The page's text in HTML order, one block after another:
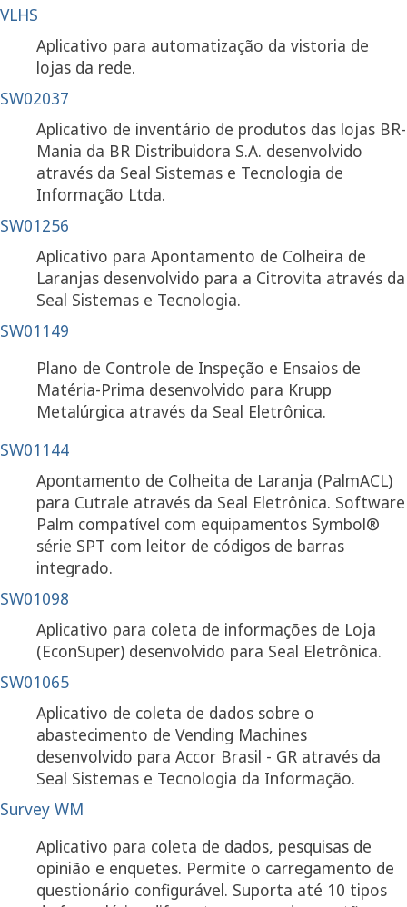
VLHS
Aplicativo para automatização da vistoria de
lojas da rede.
SW02037
Aplicativo de inventário de produtos das lojas BR-
Mania da BR Distribuidora S.A. desenvolvido
através da Seal Sistemas e Tecnologia de
Informação Ltda.
SW01256
Aplicativo para Apontamento de Colheira de
Laranjas desenvolvido para a Citrovita através da
Seal Sistemas e Tecnologia.
SW01149
Plano de Controle de Inspeção e Ensaios de
Matéria-Prima desenvolvido para Krupp
Metalúrgica através da Seal Eletrônica.
SW01144
Apontamento de Colheita de Laranja (PalmACL)
para Cutrale através da Seal Eletrônica. Software
Palm compatível com equipamentos Symbol®
série SPT com leitor de códigos de barras
integrado.
SW01098
Aplicativo para coleta de informações de Loja
(EconSuper) desenvolvido para Seal Eletrônica.
SW01065
Aplicativo de coleta de dados sobre o
abastecimento de Vending Machines
desenvolvido para Accor Brasil - GR através da
Seal Sistemas e Tecnologia da Informação.
Survey WM
Aplicativo para coleta de dados, pesquisas de
opinião e enquetes. Permite o carregamento de
questionário configurável. Suporta até 10 tipos